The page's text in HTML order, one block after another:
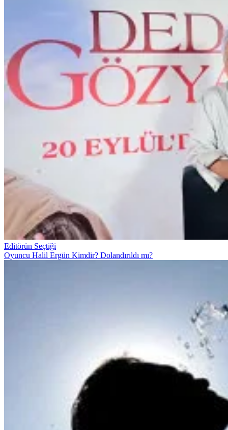
Editörün Seçtiği
Oyuncu Halil Ergün Kimdir? Dolandırıldı mı?